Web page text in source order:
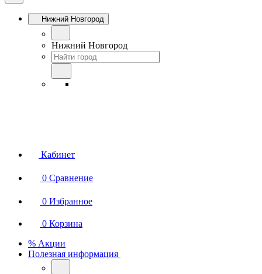
Нижний Новгород
Нижний Новгород
Кабинет
0 Сравнение
0 Избранное
0 Корзина
% Акции
Полезная информация